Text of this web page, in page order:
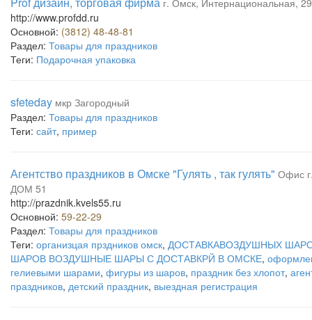
г. Омск, Интернациональная,
http://www.profdd.ru
Основной: (3812) 48-48-81
Раздел: Товары для праздников
Теги: Подарочная упаковка
sfeteday мкр Загородный
Раздел: Товары для праздников
Теги: сайт, пример
Агентство праздников в Омске "Гулять , так гулять" Офис
ДОМ 51
http://prazdnik.kvels55.ru
Основной: 59-22-29
Раздел: Товары для праздников
Теги: организцая прздников омск, ДОСТАВКАВОЗДУШНЫХ
ШАРОВ ВОЗДУШНЫЕ ШАРЫ С ДОСТАВКРЙ В ОМСКЕ,
гелиевыми шарами, фигуры из шаров, праздник без хлопот,
праздников, детский праздник, выездная регистрация